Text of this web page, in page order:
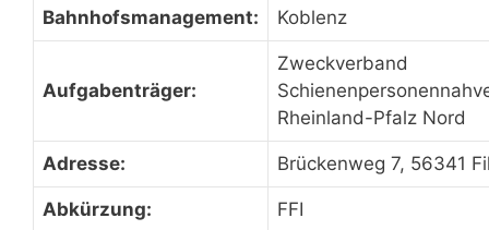
Bahnhofsmanagement: Koblenz
Aufgabenträger:
Zweckverband
Rheinland-Pfalz Nord
Adresse: Brückenweg 7, 56341
Abkürzung: FFI